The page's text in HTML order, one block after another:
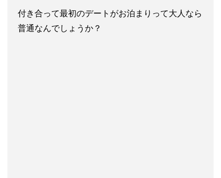
付き合って最初のデートがお泊まりって大人なら
普通なんでしょうか？